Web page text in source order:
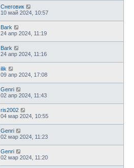
Снеговик
10 май 2024, 10:57
Bark
24 апр 2024, 11:19
Bark
24 апр 2024, 11:16
ilik
09 апр 2024, 17:08
Genri
02 апр 2024, 11:43
ris2002
04 мар 2024, 10:55
Genri
02 мар 2024, 11:23
Genri
02 мар 2024, 11:20